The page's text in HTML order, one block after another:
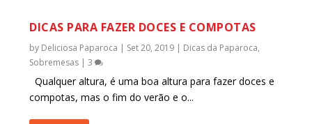
DICAS PARA FAZER DOCES E COMPOTAS
by Deliciosa Paparoca | Set 20, 2019 | Dicas da Paparoca,
Sobremesas |3
Qualquer altura, é uma boa altura para fazer doces e
compotas, mas o fim do verão e o...